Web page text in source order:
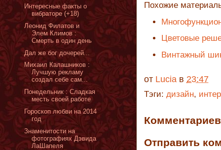
Похожие
Цветовые
Винтажный
от Lucia в 23:47
Тэги: дизайн,
Отправить
Интересные факты о
вибраторе (+18)
Леонид Филатов и
Элем Климов :
Смерть в один день
Дал же бог дочерей...
Михаил Калашников :
Лучшую рекламу
создал себе сам...
Понедельник : Сладкая
месть своей работе
Гороскоп любви на 2014
год
Знаменитости на
фотографиях Дэвида
ЛаШапеля